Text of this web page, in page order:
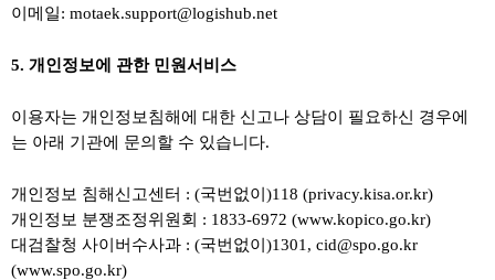
이메일: motaek.support@logishub.net
5. 개인정보에 관한 민원서비스
이용자는 개인정보침해에 대한 신고나 상담이 필요하신 경우에
는 아래 기관에 문의할 수 있습니다.
개인정보 침해신고센터 : (국번없이)118 (privacy.kisa.or.kr)
개인정보 분쟁조정위원회 : 1833-6972 (www.kopico.go.kr)
대검찰청 사이버수사과 : (국번없이)1301, cid@spo.go.kr
(www.spo.go.kr)